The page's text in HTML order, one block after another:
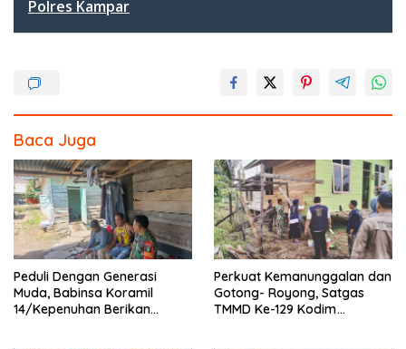
o
o
Polres Kampar
Baca Juga
Peduli Dengan Generasi
Muda, Babinsa Koramil
14/Kepenuhan Berikan
Perkuat Kemanunggalan dan
Gotong- Royong, Satgas
TMMD Ke-129 Kodim